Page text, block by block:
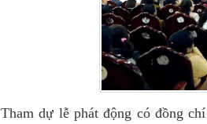
Tham dự lễ phát động có đồng